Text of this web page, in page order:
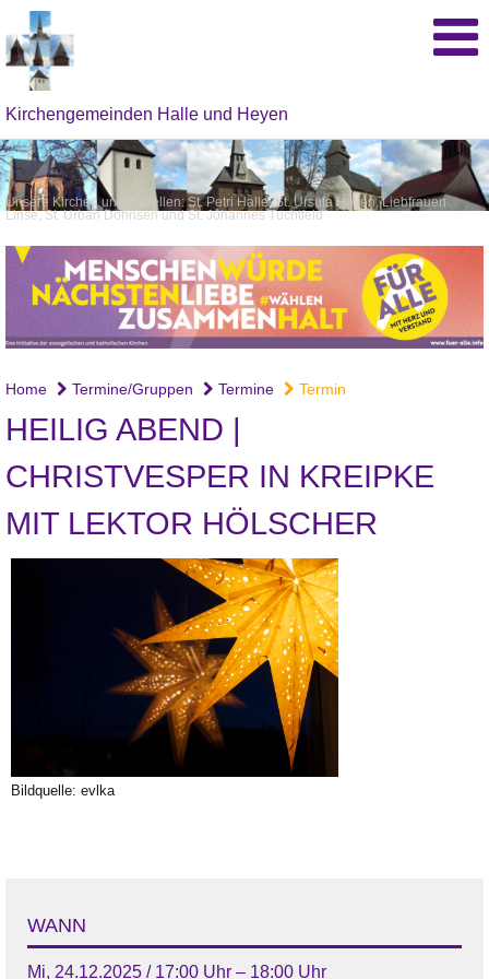
Kirchengemeinden Halle und Heyen
Unsere Kirchen und Kapellen: St. Petri Halle, St. Ursula Heyen, Liebfrauen
Linse, St. Urban Dohnsen und St. Johannes Tuchtfeld
Home Termine/Gruppen Termine Termin
HEILIG ABEND |
CHRISTVESPER IN KREIPKE
MIT LEKTOR HÖLSCHER
Bildquelle: evlka
WANN
Mi, 24.12.2025 / 17:00 Uhr – 18:00 Uhr